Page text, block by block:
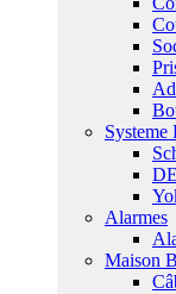
Systeme
Alarmes
Maison